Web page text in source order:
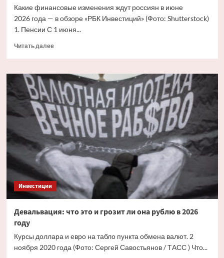
Какие финансовые изменения ждут россиян в июне
2026 года — в обзоре «РБК Инвестиций» (Фото: Shutterstock)
1. Пенсии С 1 июня...
Читать далееПрочитать
Что
изменится
в
личных
финансах
для
россиян
с
1
июня
2026
года
Инвестиции
Девальвация: что это и грозит ли она рублю в 2026
году
Курсы доллара и евро на табло пункта обмена валют. 2
ноября 2020 года (Фото: Сергей Савостьянов / ТАСС ) Что...